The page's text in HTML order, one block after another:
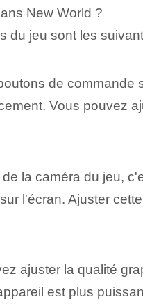
New World ?
du jeu sont les
de commande
Vous pouvez
la caméra du jeu⁢,
l'écran. Ajuster
ajuster la qualité
est plus